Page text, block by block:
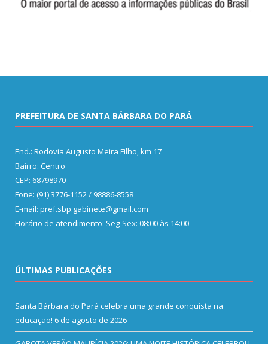
PREFEITURA DE SANTA BÁRBARA DO PARÁ
End.: Rodovia Augusto Meira Filho, km 17
Bairro: Centro
CEP: 68798970
Fone: (91) 3776-1152 / 98886-8558
E-mail: pref.sbp.gabinete@gmail.com
Horário de atendimento: Seg-Sex: 08:00 às 14:00
ÚLTIMAS PUBLICAÇÕES
Santa Bárbara do Pará celebra uma grande conquista na
educação! 6 de agosto de 2026